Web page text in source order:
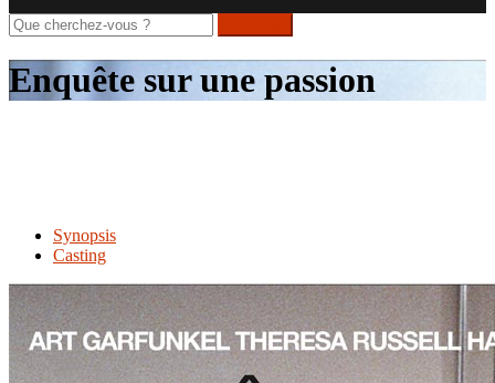
Rechercher
sur
le
site
Enquête sur une passion
Synopsis
Casting